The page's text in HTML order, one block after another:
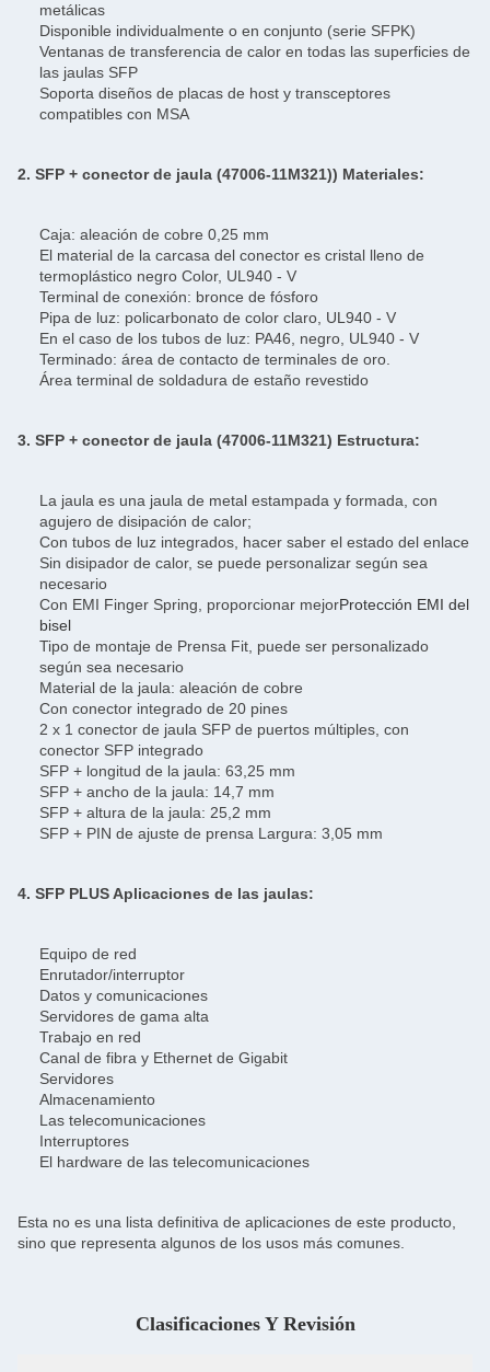
metálicas
Disponible individualmente o en conjunto (serie SFPK)
Ventanas de transferencia de calor en todas las superficies de
las jaulas SFP
Soporta diseños de placas de host y transceptores
compatibles con MSA
2. SFP + conector de jaula (47006-11M321)) Materiales:
Caja: aleación de cobre 0,25 mm
El material de la carcasa del conector es cristal lleno de
termoplástico negro Color, UL940 - V
Terminal de conexión: bronce de fósforo
Pipa de luz: policarbonato de color claro, UL940 - V
En el caso de los tubos de luz: PA46, negro, UL940 - V
Terminado: área de contacto de terminales de oro.
Área terminal de soldadura de estaño revestido
3. SFP + conector de jaula (47006-11M321) Estructura:
La jaula es una jaula de metal estampada y formada, con
agujero de disipación de calor;
Con tubos de luz integrados, hacer saber el estado del enlace
Sin disipador de calor, se puede personalizar según sea
necesario
Con EMI Finger Spring, proporcionar mejorProtección EMI del
bisel
Tipo de montaje de Prensa Fit, puede ser personalizado
según sea necesario
Material de la jaula: aleación de cobre
Con conector integrado de 20 pines
2 x 1 conector de jaula SFP de puertos múltiples, con
conector SFP integrado
SFP + longitud de la jaula: 63,25 mm
SFP + ancho de la jaula: 14,7 mm
SFP + altura de la jaula: 25,2 mm
SFP + PIN de ajuste de prensa Largura: 3,05 mm
4. SFP PLUS Aplicaciones de las jaulas:
Equipo de red
Enrutador/interruptor
Datos y comunicaciones
Servidores de gama alta
Trabajo en red
Canal de fibra y Ethernet de Gigabit
Servidores
Almacenamiento
Las telecomunicaciones
Interruptores
El hardware de las telecomunicaciones
Esta no es una lista definitiva de aplicaciones de este producto,
sino que representa algunos de los usos más comunes.
Clasificaciones Y Revisión